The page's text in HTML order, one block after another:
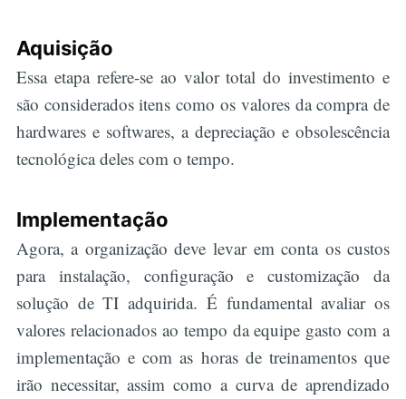
Aquisição
Essa etapa refere-se ao valor total do investimento e
são considerados itens como os valores da compra de
hardwares e softwares, a depreciação e obsolescência
tecnológica deles com o tempo.
Implementação
Agora, a organização deve levar em conta os custos
para instalação, configuração e customização da
solução de TI adquirida. É fundamental avaliar os
valores relacionados ao tempo da equipe gasto com a
implementação e com as horas de treinamentos que
irão necessitar, assim como a curva de aprendizado